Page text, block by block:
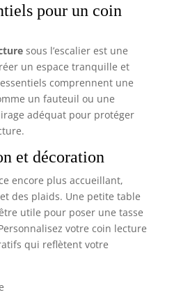
pour un coin
sous l’escalier est une
un espace tranquille et
comprennent une
un fauteuil ou une
adéquat pour protéger
et décoration
encore plus accueillant,
des plaids. Une petite table
utile pour poser une tasse
votre coin lecture
qui reflètent votre